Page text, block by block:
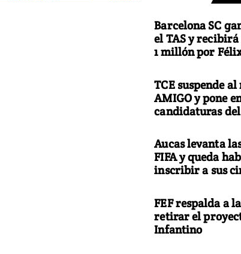
Barcelona SC
el TAS y recibirá
1 millón por
TCE suspende
AMIGO y pone
candidaturas
Aucas levanta
FIFA y queda
inscribir a sus
FEF respalda a
retirar el
Infantino